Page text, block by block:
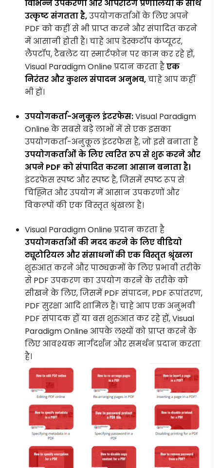
विभिन्न उपकरणों और ऑपरेटिंग प्रणालियों के साथ
उत्कृष्ट संगतता है,उपयोगकर्ताओं के लिए अपने
PDF को कहीं से भी प्राप्त करने और संपादित करने
में आसानी होती है। चाहे आप डेस्कटॉप कंप्यूटर,
लैपटॉप, टैबलेट या स्मार्टफोन पर काम कर रहे हों,
Visual Paradigm Online प्रदान करता हैएक
निरंतर और कुशल संपादन अनुभव,चाहे आप कहीं
भी हों।
उपयोगकर्ता-अनुकूल इंटरफेस:Visual Paradigm
Online के सबसे बड़े लाभों में से एक इसका
उपयोगकर्ता-अनुकूल इंटरफेस है, जो इसे बनाता है
उपयोगकर्ताओं के लिए त्वरित रूप से शुरू करने और
अपने PDF को संपादित करना आसान बनाता है।
इंटरफेस स्पष्ट और स्पष्ट है, जिसमें स्पष्ट रूप से
चिह्नित और उपयोग में आसान उपकरणों और
विकल्पों की एक विस्तृत श्रृंखला है।
Visual Paradigm Online प्रदान करता है
उपयोगकर्ताओं की मदद करने के लिए वीडियो
ट्यूटोरियल और संसाधनों की एक विस्तृत श्रृंखला
शुरुआत करने और पाठ्यक्रमों के लिए प्रभावी तरीके
से PDF उपकरण का उपयोग करने के तरीके को
सीखने के लिए, जिसमें PDF संपादन, PDF रूपांतरण,
PDF सुरक्षा आदि शामिल हैं। चाहे आप एक अनुभवी
PDF संपादक हों या बस शुरुआत कर रहे हों, Visual
Paradigm Online आपके लक्ष्यों को प्राप्त करने के
लिए आवश्यक मार्गदर्शन और समर्थन प्रदान करता
है।